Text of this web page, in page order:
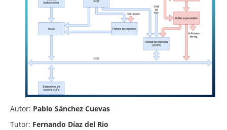
Autor: Pablo Sánchez Cuevas
Tutor: Fernando Díaz del Rio